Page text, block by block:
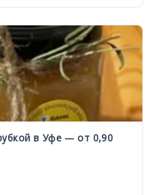
в Уфе — от 0,90